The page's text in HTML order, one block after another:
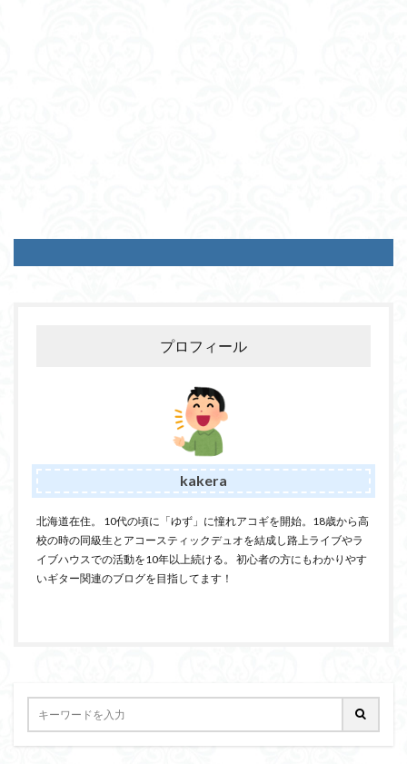
プロフィール
kakera
北海道在住。 10代の頃に「ゆず」に憧れアコギを開始。18歳から高
校の時の同級生とアコースティックデュオを結成し路上ライブやラ
イブハウスでの活動を10年以上続ける。 初心者の方にもわかりやす
いギター関連のブログを目指してます！